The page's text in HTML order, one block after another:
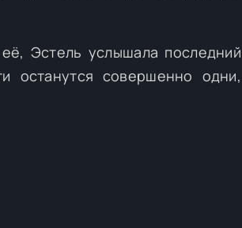
Эстель услышала последний
останутся совершенно одни,